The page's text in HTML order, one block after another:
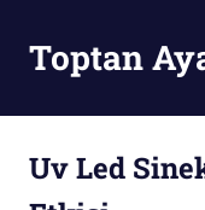
contentToptan
Uv Led